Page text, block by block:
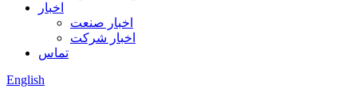
اخبار
اخبار صنعت
اخبار شرکت
تماس
English